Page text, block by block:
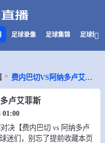
足球录像 足球集锦 足球新闻
费内巴切VS阿纳多卢艾菲斯
卢艾菲斯
01:00
决【费内巴切 vs 阿纳多卢
迷们，别忘了提前收藏本页